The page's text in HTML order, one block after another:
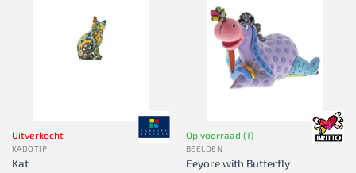
Uitverkocht
KADOTIP
Kat
Op voorraad (1)
BEELDEN
Eeyore with Butterfly